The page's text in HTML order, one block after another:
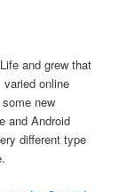
and grew that
online
new
and Android
different type